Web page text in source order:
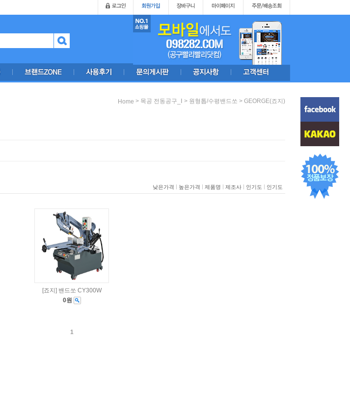
Home > 목공 전동공구_Ⅰ > 원형톱/수평밴드쏘 > GEORGE(죠지)
낮은가격 | 높은가격 | 제품명 | 제조사 | 인기도 | 인기도
[죠지] 밴드쏘 CY300W
0원
1